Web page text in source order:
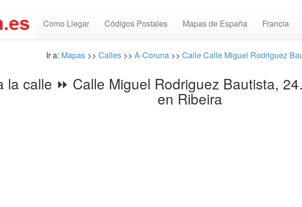
Como Llegar
Códigos Postales Mapas de España Francia
Ir a: Mapas >> Calles >> A-Coruna >> Calle Calle Miguel Rodriguez
la calle ⏩ Calle Miguel Rodriguez Bautista,
en Ribeira